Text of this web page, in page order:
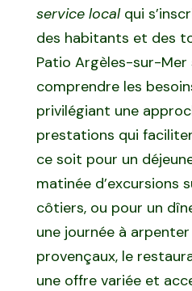
service localqui
des habitants et des
Patio Argèles-sur-Mer
comprendre les
privilégiant une
prestations qui
ce soit pour un
matinée d’excursions
côtiers, ou pour un
une journée à
provençaux, le
une offre variée et